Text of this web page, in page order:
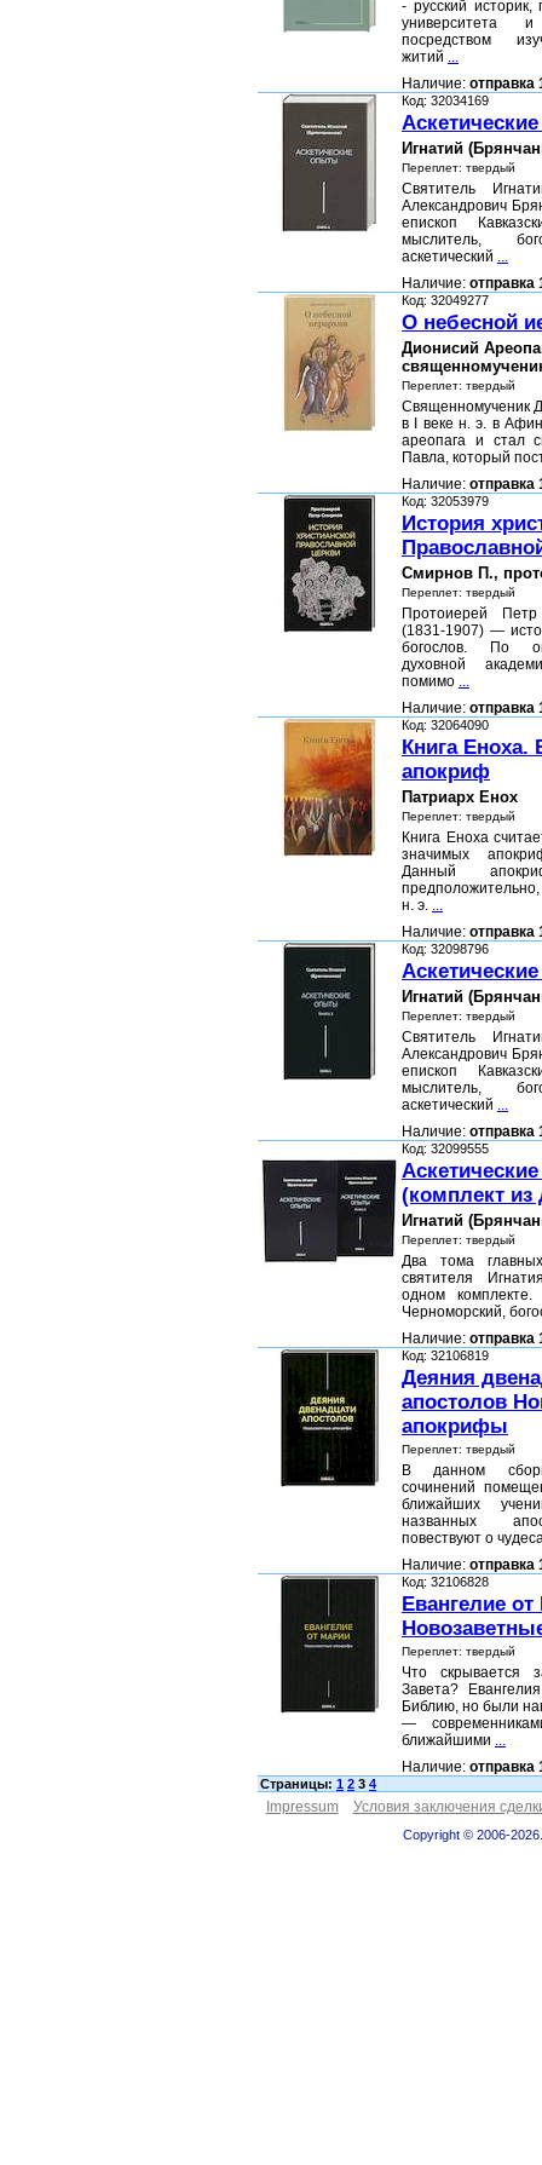
- русский историк,
университета
посредством
житий ...
Наличие: отправка
Код: 32034169
Игнатий
Переплет: твердый
Святитель
Александрович
епископ
мыслитель,
аскетический ...
Наличие: отправка
Код: 32049277
О небесной
Дионисий
Переплет: твердый
Священномученик
в I веке н. э. в
ареопага и стал
Павла, который
Наличие: отправка
Код: 32053979
История
Смирнов П.,
Переплет: твердый
Протоиерей
(1831-1907) —
богослов. По
духовной
помимо ...
Наличие: отправка
Код: 32064090
Книга Еноха.
апокриф
Патриарх Енох
Переплет: твердый
Книга Еноха
значимых
Данный
н. э. ...
Наличие: отправка
Код: 32098796
Игнатий
Переплет: твердый
Святитель
Александрович
епископ
мыслитель,
аскетический ...
Наличие: отправка
Код: 32099555
(комплект из
Игнатий
Переплет: твердый
Два тома
святителя
одном комплекте.
Черноморский,
Наличие: отправка
Код: 32106819
Деяния
апостолов
апокрифы
Переплет: твердый
В данном
сочинений
ближайших
названных
повествуют о
Наличие: отправка
Код: 32106828
Евангелие
Переплет: твердый
Что скрывается
Завета?
Библию, но были
—
ближайшими ...
Наличие: отправка
Страницы: 1 2 3 4
Impressum Условия заключения
Copyright © 2006-